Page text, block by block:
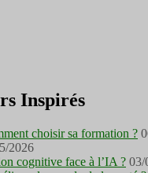
Inspirés
choisir sa formation ?
2026
cognitive face à l’IA ? 03/